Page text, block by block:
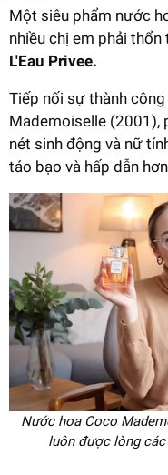
Một siêu phẩm nước
nhiều chị em phải thổn
L'Eau Privee.
Tiếp nối sự thành
Mademoiselle (2001),
nét sinh động và nữ
táo bạo và hấp dẫn
Nước hoa Coco
luôn được lòng